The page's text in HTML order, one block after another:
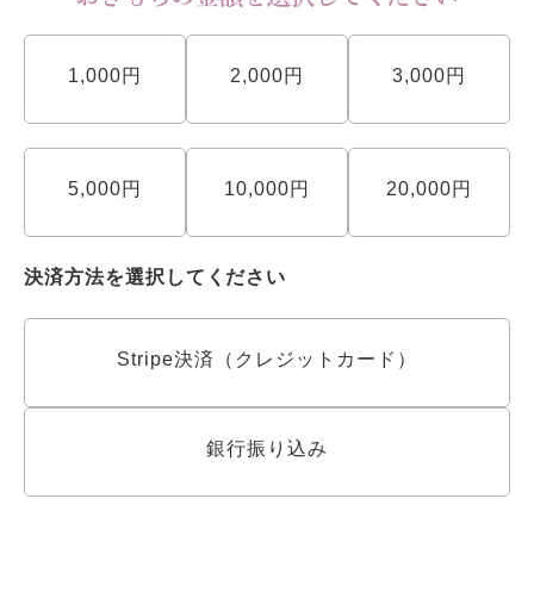
1,000円 2,000円 3,000円
5,000円 10,000円 20,000円
決済方法を選択してください
Stripe決済（クレジットカード）
銀行振り込み